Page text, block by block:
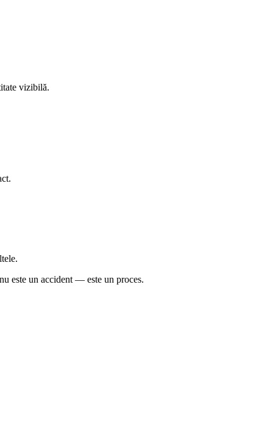
vizibilă.
este un accident — este un proces.